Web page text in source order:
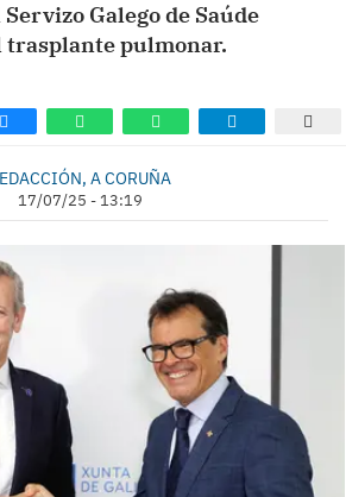
Galego de Saúde
trasplante pulmonar.
A CORUÑA
17/07/25 - 13:19